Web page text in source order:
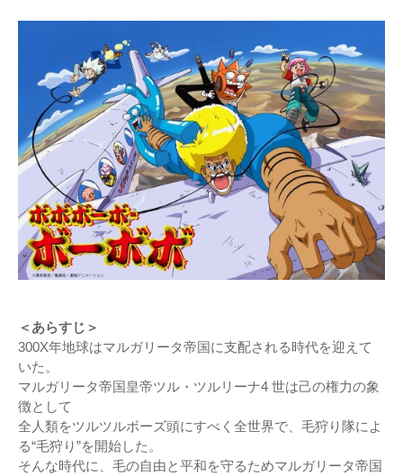
＜あらすじ＞
300X年地球はマルガリータ帝国に支配される時代を迎えて
いた。
マルガリータ帝国皇帝ツル・ツルリーナ4 世は己の権力の象
徴として
全人類をツルツルボーズ頭にすべく全世界で、毛狩り隊によ
る“毛狩り”を開始した。
そんな時代に、毛の自由と平和を守るためマルガリータ帝国